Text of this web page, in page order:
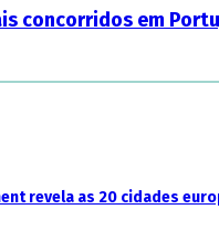
concorridos em
revela as 20 cidades